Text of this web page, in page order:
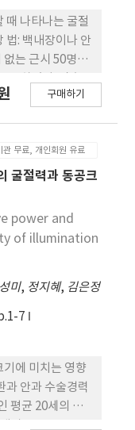
하였다. 분석한
되기 위해 사용
않았다. 관중으
졌을 때, 경기장
변 배경에 주시빈
안의 필요성이 요
때 나타나는 굴절
는 근시 50명
3.0mm에서
절력 값을 분석하
ANOVA를 사용
연관성을 보았
로 나타났다.
공크기가 작았다
따른 등가구면
D로 근시
D로 원시
크기에 따라 등가
에서 4.5mm)
로 변하였다.
량은 나이가 증가
구매하기
관 무료, 개인회원 유료
굴절력과 동공크
power and
of illumination
미, 정지혜, 김은정
7
에 미치는 영향
과 안과 수술경력
평균 20세의 남